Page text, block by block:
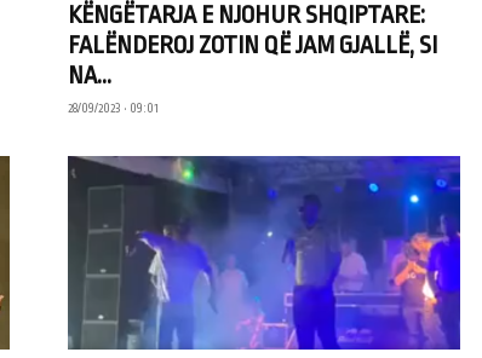
KËNGËTARJA E NJOHUR SHQIPTARE:
FALËNDEROJ ZOTIN QË JAM GJALLË, SI
NA...
28/09/2023 • 09:01